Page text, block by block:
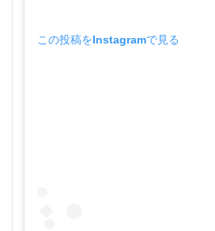
この投稿をInstagramで見る